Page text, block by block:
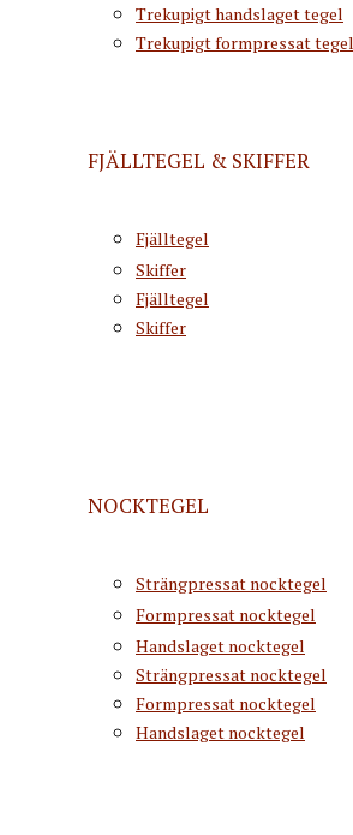
Trekupigt handslaget tegel
Trekupigt formpressat tegel
FJÄLLTEGEL & SKIFFER
Fjälltegel
Skiffer
Fjälltegel
Skiffer
NOCKTEGEL
Strängpressat nocktegel
Formpressat nocktegel
Handslaget nocktegel
Strängpressat nocktegel
Formpressat nocktegel
Handslaget nocktegel